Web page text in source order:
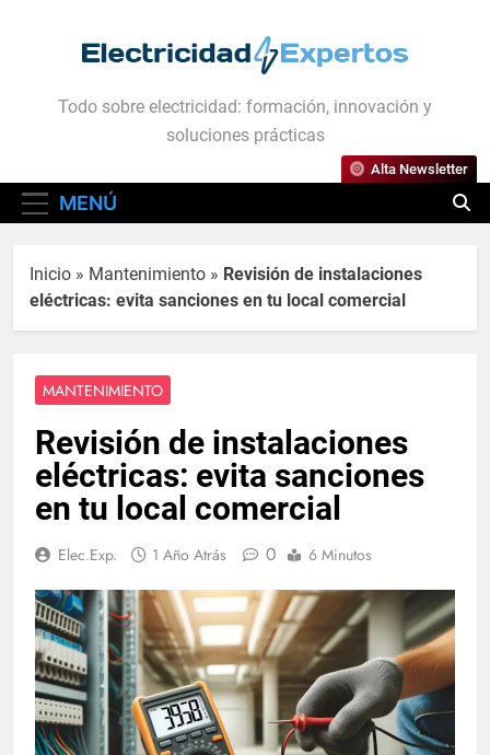
Electricidad Expertos
Todo sobre electricidad: formación, innovación y
soluciones prácticas
MENÚ
Alta Newsletter
Inicio » Mantenimiento » Revisión de instalaciones
eléctricas: evita sanciones en tu local comercial
MANTENIMIENTO
Revisión de instalaciones
eléctricas: evita sanciones
en tu local comercial
Elec.Exp. 1 Año Atrás 0 6 Minutos